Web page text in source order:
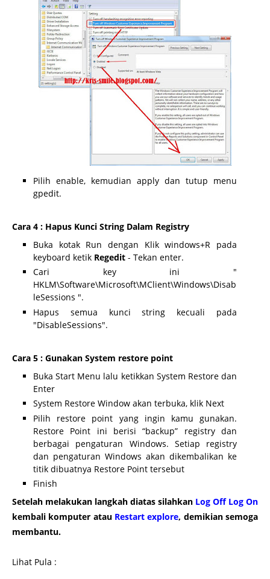
Pilih enable, kemudian apply dan tutup menu
gpedit.
Cara 4 : Hapus Kunci String Dalam Registry
Buka kotak Run dengan Klik windows+R pada
keyboard ketik Regedit - Tekan enter.
Cari key ini "
HKLM\Software\Microsoft\MClient\Windows\Disab
leSessions ".
Hapus semua kunci string kecuali pada
"DisableSessions".
Cara 5 : Gunakan System restore point
Buka Start Menu lalu ketikkan System Restore dan
Enter
System Restore Window akan terbuka, klik Next
Pilih restore point yang ingin kamu gunakan.
Restore Point ini berisi “backup” registry dan
berbagai pengaturan Windows. Setiap registry
dan pengaturan Windows akan dikembalikan ke
titik dibuatnya Restore Point tersebut
Finish
Setelah melakukan langkah diatas silahkan Log Off Log On
kembali komputer atau Restart explore, demikian semoga
membantu.
Lihat Pula :